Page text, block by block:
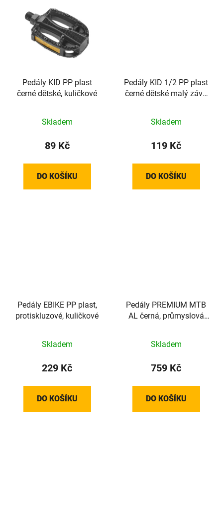
Pedály KID PP plast
černé dětské, kuličkové
Skladem
89 Kč
DO KOŠÍKU
Pedály KID 1/2 PP plast
černé dětské malý závit
Skladem
119 Kč
DO KOŠÍKU
Pedály EBIKE PP plast,
protiskluzové, kuličkové
Skladem
229 Kč
DO KOŠÍKU
Pedály PREMIUM MTB
AL černá, průmyslová
Skladem
759 Kč
DO KOŠÍKU